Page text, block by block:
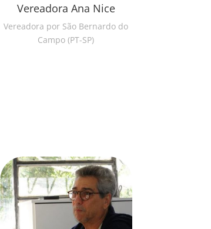
Vereadora Ana Nice
Vereadora por São Bernardo do
Campo (PT-SP)